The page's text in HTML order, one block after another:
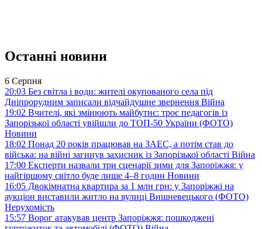
Останні новини
6 Серпня
20:03 Без світла і води: жителі окупованого села під
Дніпрорудним записали відчайдушне звернення Війна
19:02 Вчителі, які змінюють майбутнє: троє педагогів із
Запорізької області увійшли до ТОП-50 України (ФОТО)
Новини
18:02 Понад 20 років працював на ЗАЕС, а потім став до
війська: на війні загинув захисник із Запорізької області Війна
17:00 Експерти назвали три сценарії зими для Запоріжжя: у
найгіршому світло буде лише 4–8 годин Новини
16:05 Двокімнатна квартира за 1 млн грн: у Запоріжжі на
аукціон виставили житло на вулиці Вишневецького (ФОТО)
Нерухомість
15:57 Ворог атакував центр Запоріжжя: пошкоджені